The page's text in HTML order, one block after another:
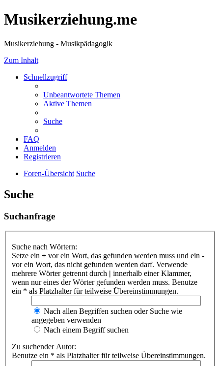
Musikerziehung.me
Musikerziehung - Musikpädagogik
Zum Inhalt
Schnellzugriff
Unbeantwortete Themen
Aktive Themen
Suche
FAQ
Anmelden
Registrieren
Foren-Übersicht Suche
Suche
Suchanfrage
Suche nach Wörtern:
Setze ein + vor ein Wort, das gefunden werden muss und ein -
vor ein Wort, das nicht gefunden werden darf. Verwende
mehrere Wörter getrennt durch | innerhalb einer Klammer,
wenn nur eines der Wörter gefunden werden muss. Benutze
ein * als Platzhalter für teilweise Übereinstimmungen.
Nach allen Begriffen suchen oder Suche wie
angegeben verwenden
Nach einem Begriff suchen
Zu suchender Autor:
Benutze ein * als Platzhalter für teilweise Übereinstimmungen.